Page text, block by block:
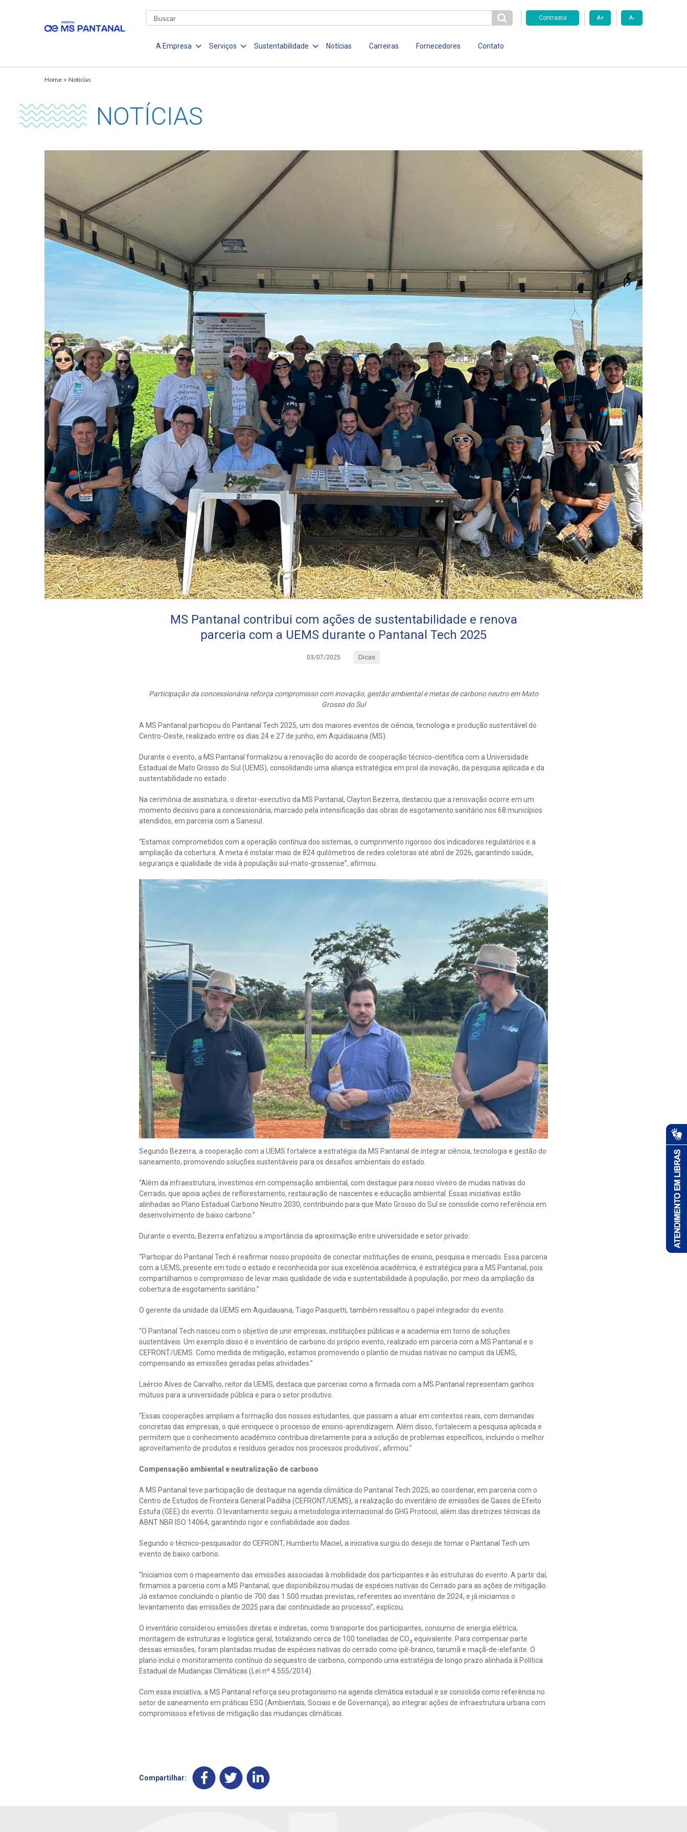
Contraste A+ A-
A Empresa Serviços Sustentabilidade Notícias Carreiras Fornecedores Contato
Home Notícias
NOTÍCIAS
MS Pantanal contribui com ações de sustentabilidade e renova
parceria com a UEMS durante o Pantanal Tech 2025
03/07/2025 Dicas
Participação da concessionária reforça compromisso com inovação, gestão ambiental e metas de carbono neutro em Mato
Grosso do Sul
A MS Pantanal participou do Pantanal Tech 2025, um dos maiores eventos de ciência, tecnologia e produção sustentável do
Centro-Oeste, realizado entre os dias 24 e 27 de junho, em Aquidauana (MS).
Durante o evento, a MS Pantanal formalizou a renovação do acordo de cooperação técnico-científica com a Universidade
Estadual de Mato Grosso do Sul (UEMS), consolidando uma aliança estratégica em prol da inovação, da pesquisa aplicada e da
sustentabilidade no estado.
Na cerimônia de assinatura, o diretor-executivo da MS Pantanal, Clayton Bezerra, destacou que a renovação ocorre em um
momento decisivo para a concessionária, marcado pela intensificação das obras de esgotamento sanitário nos 68 municípios
atendidos, em parceria com a Sanesul.
“Estamos comprometidos com a operação contínua dos sistemas, o cumprimento rigoroso dos indicadores regulatórios e a
ampliação da cobertura. A meta é instalar mais de 824 quilômetros de redes coletoras até abril de 2026, garantindo saúde,
segurança e qualidade de vida à população sul-mato-grossense”, afirmou.
Segundo Bezerra, a cooperação com a UEMS fortalece a estratégia da MS Pantanal de integrar ciência, tecnologia e gestão do
saneamento, promovendo soluções sustentáveis para os desafios ambientais do estado.
“Além da infraestrutura, investimos em compensação ambiental, com destaque para nosso viveiro de mudas nativas do
Cerrado, que apoia ações de reflorestamento, restauração de nascentes e educação ambiental. Essas iniciativas estão
alinhadas ao Plano Estadual Carbono Neutro 2030, contribuindo para que Mato Grosso do Sul se consolide como referência em
desenvolvimento de baixo carbono.”
Durante o evento, Bezerra enfatizou a importância da aproximação entre universidade e setor privado:
“Participar do Pantanal Tech é reafirmar nosso propósito de conectar instituições de ensino, pesquisa e mercado. Essa parceria
com a UEMS, presente em todo o estado e reconhecida por sua excelência acadêmica, é estratégica para a MS Pantanal, pois
compartilhamos o compromisso de levar mais qualidade de vida e sustentabilidade à população, por meio da ampliação da
cobertura de esgotamento sanitário.”
O gerente da unidade da UEMS em Aquidauana, Tiago Pasquetti, também ressaltou o papel integrador do evento.
“O Pantanal Tech nasceu com o objetivo de unir empresas, instituições públicas e a academia em torno de soluções
sustentáveis. Um exemplo disso é o inventário de carbono do próprio evento, realizado em parceria com a MS Pantanal e o
CEFRONT/UEMS. Como medida de mitigação, estamos promovendo o plantio de mudas nativas no campus da UEMS,
compensando as emissões geradas pelas atividades.”
Laércio Alves de Carvalho, reitor da UEMS, destaca que parcerias como a firmada com a MS Pantanal representam ganhos
mútuos para a universidade pública e para o setor produtivo.
“Essas cooperações ampliam a formação dos nossos estudantes, que passam a atuar em contextos reais, com demandas
concretas das empresas, o que enriquece o processo de ensino-aprendizagem. Além disso, fortalecem a pesquisa aplicada e
permitem que o conhecimento acadêmico contribua diretamente para a solução de problemas específicos, incluindo o melhor
aproveitamento de produtos e resíduos gerados nos processos produtivos’, afirmou.”
Compensação ambiental e neutralização de carbono
A MS Pantanal teve participação de destaque na agenda climática do Pantanal Tech 2025, ao coordenar, em parceria com o
Centro de Estudos de Fronteira General Padilha (CEFRONT/UEMS), a realização do inventário de emissões de Gases de Efeito
Estufa (GEE) do evento. O levantamento seguiu a metodologia internacional do GHG Protocol, além das diretrizes técnicas da
ABNT NBR ISO 14064, garantindo rigor e confiabilidade aos dados.
Segundo o técnico-pesquisador do CEFRONT, Humberto Maciel, a iniciativa surgiu do desejo de tornar o Pantanal Tech um
evento de baixo carbono.
“Iniciamos com o mapeamento das emissões associadas à mobilidade dos participantes e às estruturas do evento. A partir daí,
firmamos a parceria com a MS Pantanal, que disponibilizou mudas de espécies nativas do Cerrado para as ações de mitigação.
Já estamos concluindo o plantio de 700 das 1.500 mudas previstas, referentes ao inventário de 2024, e já iniciamos o
levantamento das emissões de 2025 para dar continuidade ao processo”, explicou.
O inventário considerou emissões diretas e indiretas, como transporte dos participantes, consumo de energia elétrica,
montagem de estruturas e logística geral, totalizando cerca de 100 toneladas de CO₂ equivalente. Para compensar parte
dessas emissões, foram plantadas mudas de espécies nativas do cerrado como ipê-branco, tarumã e maçã-de-elefante. O
plano inclui o monitoramento contínuo do sequestro de carbono, compondo uma estratégia de longo prazo alinhada à Política
Estadual de Mudanças Climáticas (Lei nº 4.555/2014).
Com essa iniciativa, a MS Pantanal reforça seu protagonismo na agenda climática estadual e se consolida como referência no
setor de saneamento em práticas ESG (Ambientais, Sociais e de Governança), ao integrar ações de infraestrutura urbana com
compromissos efetivos de mitigação das mudanças climáticas.
Compartilhar: